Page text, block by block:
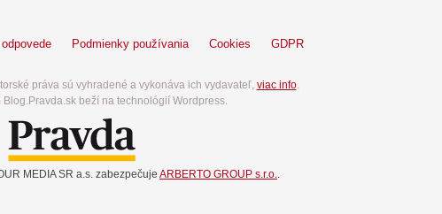
Podmienky používania Cookies GDPR
práva sú vyhradené a vykonáva ich vydavateľ, viac info.
Blog.Pravda.sk beží na technológií Wordpress.
MEDIA SR a.s. zabezpečuje ARBERTO GROUP s.r.o..